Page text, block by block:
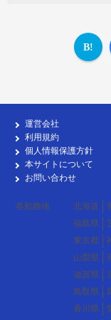
運営会社
利用規約
個人情報保護方針
本サイトについて
お問い合わせ
各勤務地 北海道
福島県
東京都
山梨県
滋賀県
鳥取県
香川県